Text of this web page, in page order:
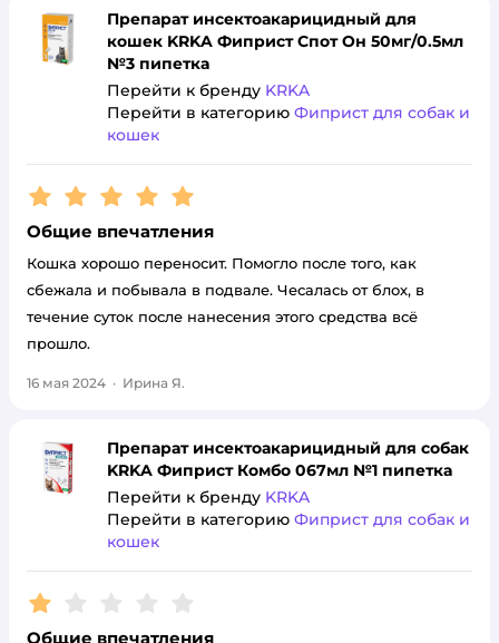
Препарат инсектоакарицидный для
кошек KRKA Фиприст Спот Он 50мг/0.5мл
№3 пипетка
Перейти к бренду KRKA
Перейти в категорию Фиприст для собак и
кошек
Рейтинг:5
Общие впечатления
Кошка хорошо переносит. Помогло после того, как
сбежала и побывала в подвале. Чесалась от блох, в
течение суток после нанесения этого средства всё
прошло.
16 мая 2024 · Ирина Я.
Препарат инсектоакарицидный для собак
KRKA Фиприст Комбо 067мл №1 пипетка
Перейти к бренду KRKA
Перейти в категорию Фиприст для собак и
кошек
Рейтинг:1
Общие впечатления